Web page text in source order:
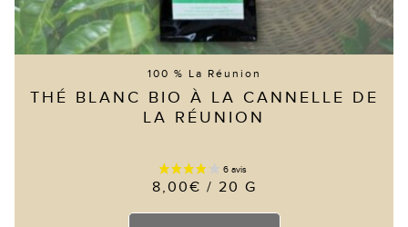
100 % La Réunion
THÉ BLANC BIO À LA CANNELLE DE
LA RÉUNION
8,00€ / 20 G
Ce